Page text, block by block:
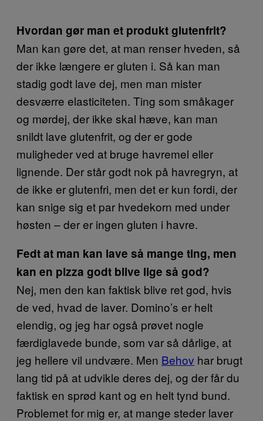
Hvordan gør man et produkt glutenfrit?
Man kan gøre det, at man renser hveden, så
der ikke længere er gluten i. Så kan man
stadig godt lave dej, men man mister
desværre elasticiteten. Ting som småkager
og mørdej, der ikke skal hæve, kan man
snildt lave glutenfrit, og der er gode
muligheder ved at bruge havremel eller
lignende. Der står godt nok på havregryn, at
de ikke er glutenfri, men det er kun fordi, der
kan snige sig et par hvedekorn med under
høsten – der er ingen gluten i havre.
Fedt at man kan lave så mange ting, men
kan en pizza godt blive lige så god?
Nej, men den kan faktisk blive ret god, hvis
de ved, hvad de laver. Domino’s er helt
elendig, og jeg har også prøvet nogle
færdiglavede bunde, som var så dårlige, at
jeg hellere vil undvære. Men Behov har brugt
lang tid på at udvikle deres dej, og der får du
faktisk en sprød kant og en helt tynd bund.
Problemet for mig er, at mange steder laver